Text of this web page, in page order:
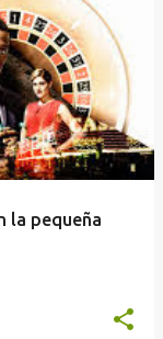
la pequeña